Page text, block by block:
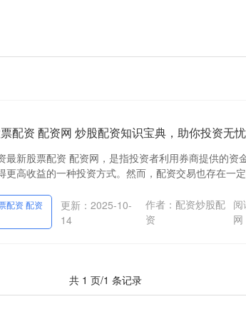
配资 配资网 炒股配资知识宝典，助你投资无忧
最新股票配资 配资网，是指投资者利用券商提供的资
更高收益的一种投资方式。然而，配资交易也存在一
配资 配资
更新：2025-10-
14
作者：配资炒股配
资
阅
网
共 1 页/1 条记录